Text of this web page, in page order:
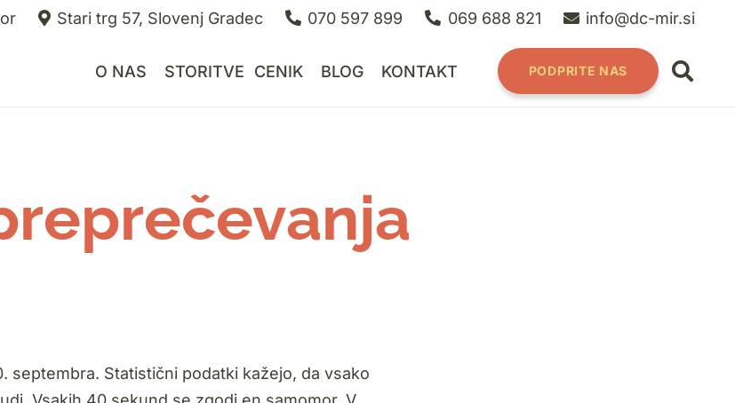
Stari trg 57, Slovenj Gradec 070 597 899 069 688 821 info@dc-mir.si
O NAS STORITVE CENIK BLOG KONTAKT PODPRITE NAS
septembra. Statistični podatki kažejo, da vsako